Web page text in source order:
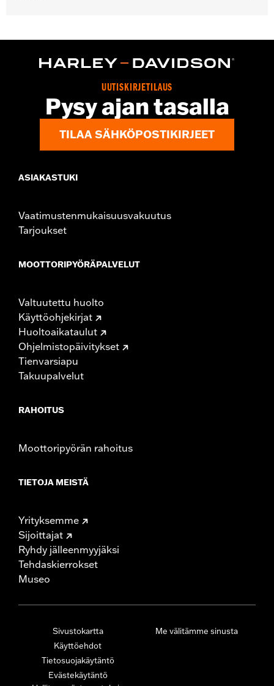
WARRANTY:1 year limited warranty – Go towww.h-
UUTISKIRJETILAUS
Pysy ajan tasalla
TILAA SÄHKÖPOSTIKIRJEET
ASIAKASTUKI
Vaatimustenmukaisuusvakuutus
Tarjoukset
MOOTTORIPYÖRÄPALVELUT
Valtuutettu huolto
Käyttöohjekirjat
Huoltoaikataulut
Ohjelmistopäivitykset
Tienvarsiapu
Takuupalvelut
RAHOITUS
Moottoripyörän rahoitus
TIETOJA MEISTÄ
Yrityksemme
Sijoittajat
Ryhdy jälleenmyyjäksi
Tehdaskierrokset
Museo
Sivustokartta
Käyttöehdot
Tietosuojakäytäntö
Evästekäytäntö
Me välitämme sinusta